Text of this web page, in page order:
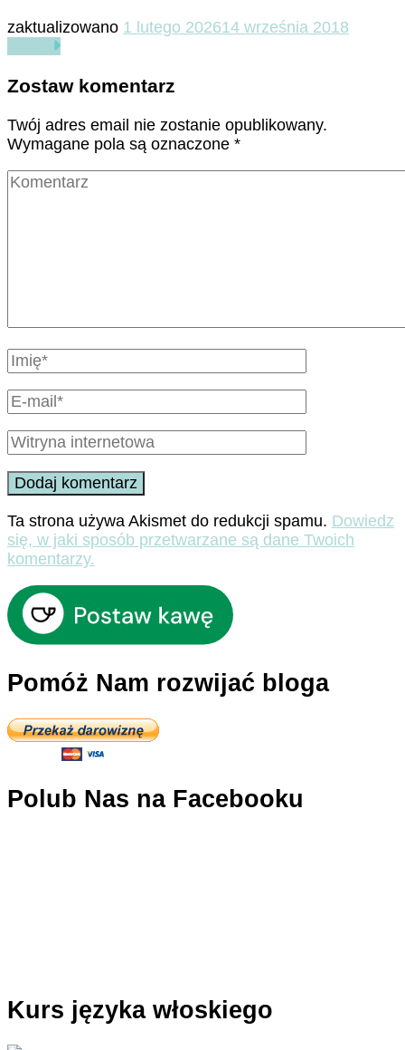
zaktualizowano 1 lutego 202614 września 2018
Zostaw komentarz
Twój adres email nie zostanie opublikowany.
Wymagane pola są oznaczone *
Ta strona używa Akismet do redukcji spamu. Dowiedz
się, w jaki sposób przetwarzane są dane Twoich
komentarzy.
Pomóż Nam rozwijać bloga
Polub Nas na Facebooku
Kurs języka włoskiego